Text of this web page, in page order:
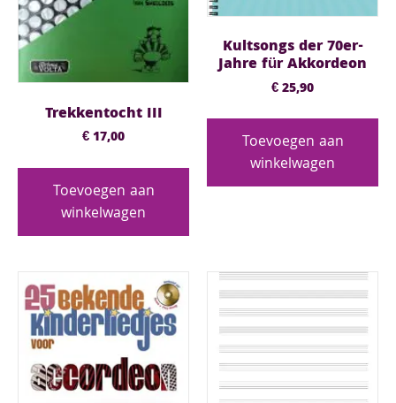
Trekkentocht III
€17,00
Toevoegen aan
winkelwagen
Kultsongs der 70er-
Jahre für Akkordeon
€25,90
Toevoegen aan
winkelwagen